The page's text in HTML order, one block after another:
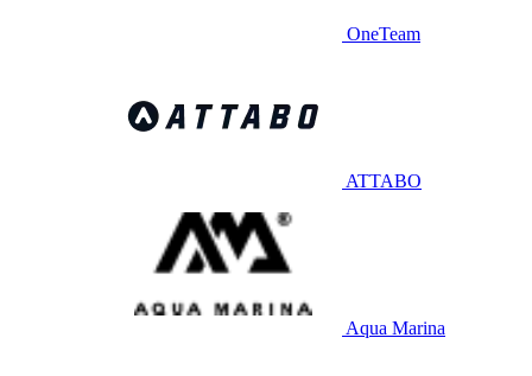
OneTeam
ATTABO
Aqua Marina